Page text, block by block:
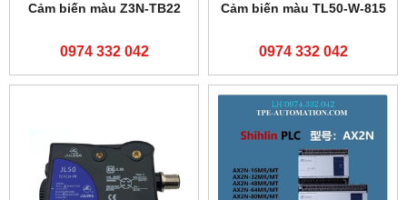
Cảm biến màu Z3N-TB22
0974 332 042
Cảm biến màu TL50-W-815
0974 332 042